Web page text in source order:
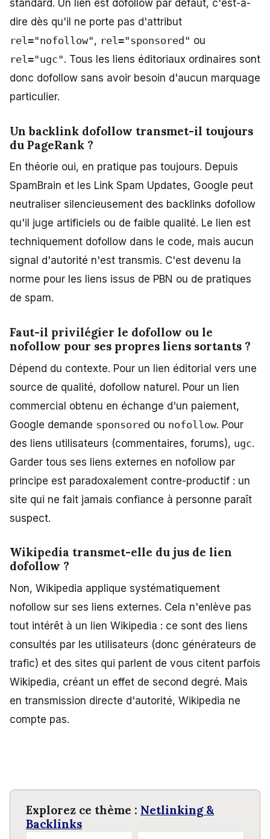
standard. Un lien est dofollow par défaut, c'est-à-
dire dès qu'il ne porte pas d'attribut
rel="nofollow", rel="sponsored" ou
rel="ugc". Tous les liens éditoriaux ordinaires sont
donc dofollow sans avoir besoin d'aucun marquage
particulier.
Un backlink dofollow transmet-il toujours
du PageRank ?
En théorie oui, en pratique pas toujours. Depuis
SpamBrain et les Link Spam Updates, Google peut
neutraliser silencieusement des backlinks dofollow
qu'il juge artificiels ou de faible qualité. Le lien est
techniquement dofollow dans le code, mais aucun
signal d'autorité n'est transmis. C'est devenu la
norme pour les liens issus de PBN ou de pratiques
de spam.
Faut-il privilégier le dofollow ou le
nofollow pour ses propres liens sortants ?
Dépend du contexte. Pour un lien éditorial vers une
source de qualité, dofollow naturel. Pour un lien
commercial obtenu en échange d'un paiement,
Google demande sponsored ou nofollow. Pour
des liens utilisateurs (commentaires, forums), ugc.
Garder tous ses liens externes en nofollow par
principe est paradoxalement contre-productif : un
site qui ne fait jamais confiance à personne paraît
suspect.
Wikipedia transmet-elle du jus de lien
dofollow ?
Non, Wikipedia applique systématiquement
nofollow sur ses liens externes. Cela n'enlève pas
tout intérêt à un lien Wikipedia : ce sont des liens
consultés par les utilisateurs (donc générateurs de
trafic) et des sites qui parlent de vous citent parfois
Wikipedia, créant un effet de second degré. Mais
en transmission directe d'autorité, Wikipedia ne
compte pas.
Explorez ce thème : Netlinking &
Backlinks